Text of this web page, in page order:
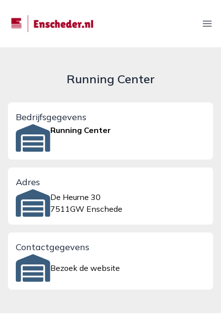
enscheder.nl
Running Center
Bedrijfsgegevens
Running Center
Adres
De Heurne 30
7511GW Enschede
Contactgegevens
Bezoek de website